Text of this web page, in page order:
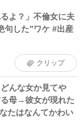
よ？」不倫女に夫
句した”ワケ #出産
クリップ
んな女か見てや
母→彼女が現れた
たはなんてかわい